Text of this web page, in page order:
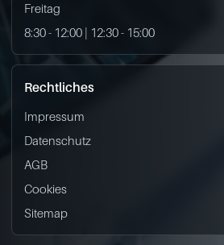
Freitag
8:30 - 12:00 | 12:30 - 15:00
Rechtliches
Impressum
Datenschutz
AGB
Cookies
Sitemap